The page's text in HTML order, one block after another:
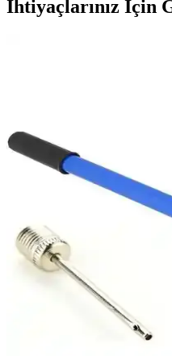
İhtiyaçlarınız İçin